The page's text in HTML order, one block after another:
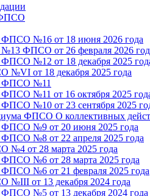
ФПСО
ФПСО №16 от 18 июня 2026 года
№13 ФПСО от 26 февраля 2026
ФПСО №12 от 18 декабря 2025
№VI от 18 декабря 2025 года
ФПСО №11
ФПСО №11 от 16 октября 2025
ФПСО №10 от 23 сентября 2025
ФПСО О коллективных
ФПСО №9 от 20 июня 2025 года
ФПСО №8 от 22 апреля 2025 года
№4 от 28 марта 2025 года
ФПСО №6 от 28 марта 2025 года
ФПСО №6 от 21 февраля 2025 года
№III от 13 декабря 2024 года
ФПСО №5 от 13 декабря 2024 года